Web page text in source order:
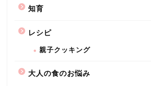
知育
レシピ
親子クッキング
大人の食のお悩み